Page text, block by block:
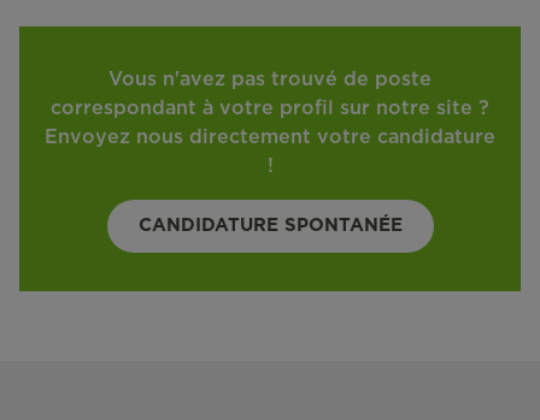
Vous n'avez pas trouvé de poste
correspondant à votre profil sur notre site ?
Envoyez nous directement votre candidature
!
CANDIDATURE SPONTANÉE